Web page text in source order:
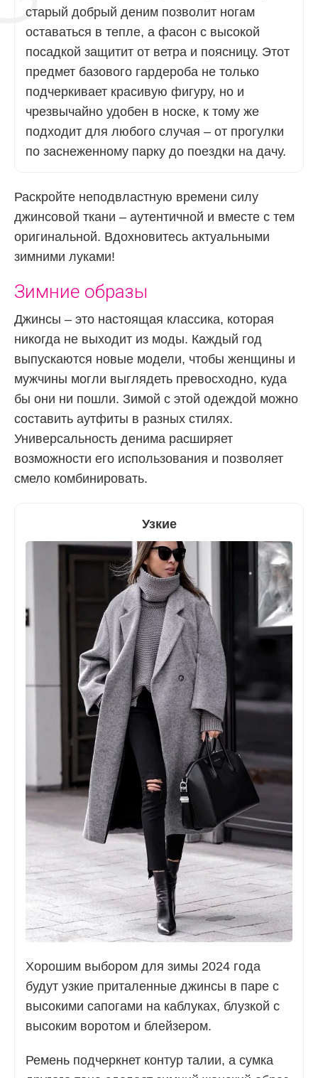
старый добрый деним позволит ногам
оставаться в тепле, а фасон с высокой
посадкой защитит от ветра и поясницу. Этот
предмет базового гардероба не только
подчеркивает красивую фигуру, но и
чрезвычайно удобен в носке, к тому же
подходит для любого случая – от прогулки
по заснеженному парку до поездки на дачу.
Раскройте неподвластную времени силу
джинсовой ткани – аутентичной и вместе с тем
оригинальной. Вдохновитесь актуальными
зимними луками!
Зимние образы
Джинсы – это настоящая классика, которая
никогда не выходит из моды. Каждый год
выпускаются новые модели, чтобы женщины и
мужчины могли выглядеть превосходно, куда
бы они ни пошли. Зимой с этой одеждой можно
составить аутфиты в разных стилях.
Универсальность денима расширяет
возможности его использования и позволяет
смело комбинировать.
Узкие
Хорошим выбором для зимы 2024 года
будут узкие приталенные джинсы в паре с
высокими сапогами на каблуках, блузкой с
высоким воротом и блейзером.
Ремень подчеркнет контур талии, а сумка